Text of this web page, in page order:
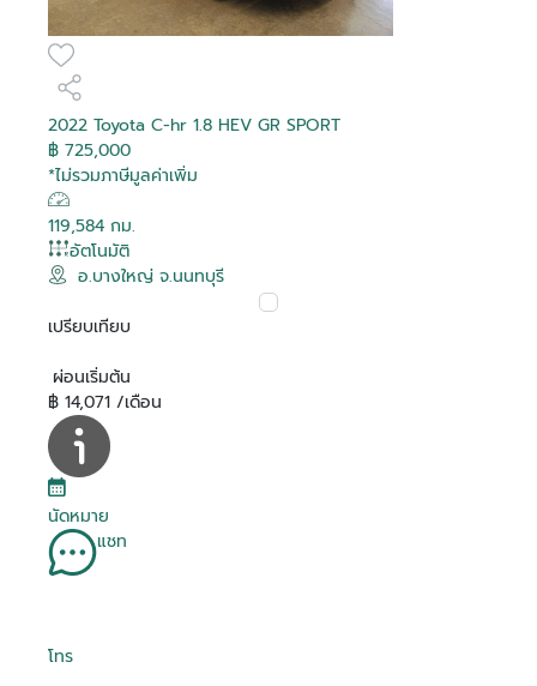
2022 Toyota C-hr 1.8 HEV GR SPORT
฿ 725,000
*ไม่รวมภาษีมูลค่าเพิ่ม
119,584 กม.
อัตโนมัติ
อ.บางใหญ่ จ.นนทบุรี
เปรียบเทียบ
ผ่อนเริ่มต้น
฿ 14,071 /เดือน
นัดหมาย
แชท
โทร